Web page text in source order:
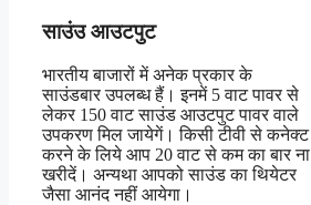
साउंउ आउटपुट
भारतीय बाजारों में अनेक प्रकार के
साउंडबार उपलब्ध हैं। इनमें 5 वाट पावर से
लेकर 150 वाट साउंड आउटपुट पावर वाले
उपकरण मिल जायेगें। किसी टीवी से कनेक्ट
करने के लिये आप 20 वाट से कम का बार ना
खरीदें। अन्यथा आपको साउंड का थियेटर
जैसा आनंद नहीं आयेगा।